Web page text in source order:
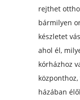
rejthet
bármilyen
készletet
ahol él,
kórházhoz
házában